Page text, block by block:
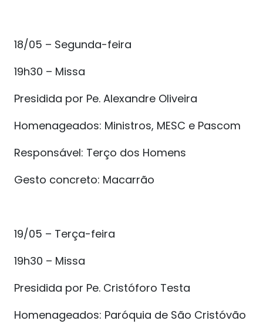
18/05 – Segunda-feira
19h30 – Missa
Presidida por Pe. Alexandre Oliveira
Homenageados: Ministros, MESC e Pascom
Responsável: Terço dos Homens
Gesto concreto: Macarrão
19/05 – Terça-feira
19h30 – Missa
Presidida por Pe. Cristóforo Testa
Homenageados: Paróquia de São Cristóvão